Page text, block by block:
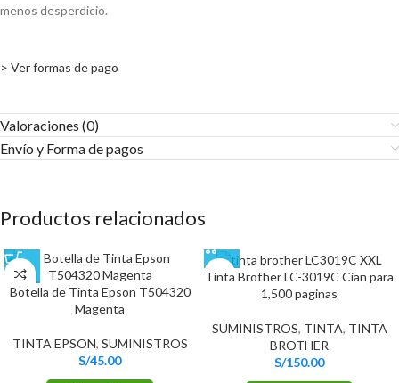
menos desperdicio.
> Ver formas de pago
Valoraciones (0)
Envío y Forma de pagos​
Productos relacionados
Botella de Tinta Epson T504320
Magenta
TINTA EPSON, SUMINISTROS
S/45.00
Tinta Brother LC-3019C Cian para
1,500 paginas
SUMINISTROS, TINTA, TINTA
BROTHER
S/150.00